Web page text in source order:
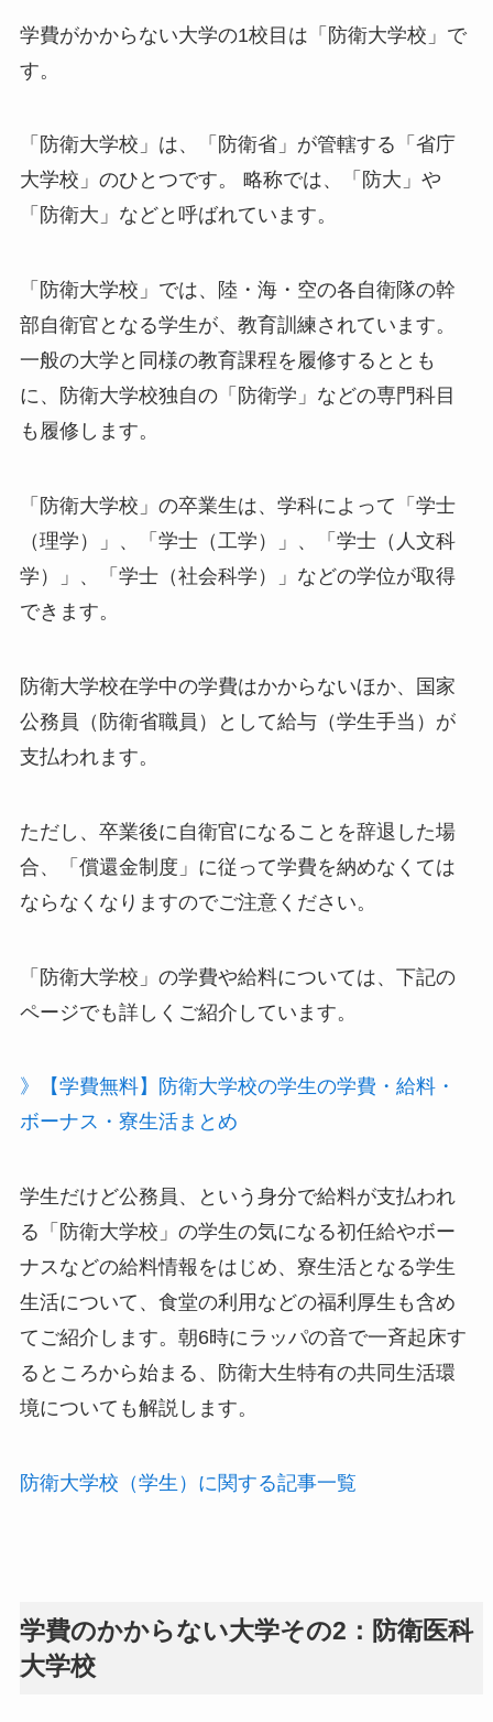
学費がかからない大学の1校目は「防衛大学校」で
す。
「防衛大学校」は、「防衛省」が管轄する「省庁
大学校」のひとつです。 略称では、「防大」や
「防衛大」などと呼ばれています。
「防衛大学校」では、陸・海・空の各自衛隊の幹
部自衛官となる学生が、教育訓練されています。
一般の大学と同様の教育課程を履修するととも
に、防衛大学校独自の「防衛学」などの専門科目
も履修します。
「防衛大学校」の卒業生は、学科によって「学士
（理学）」、「学士（工学）」、「学士（人文科
学）」、「学士（社会科学）」などの学位が取得
できます。
防衛大学校在学中の学費はかからないほか、国家
公務員（防衛省職員）として給与（学生手当）が
支払われます。
ただし、卒業後に自衛官になることを辞退した場
合、「償還金制度」に従って学費を納めなくては
ならなくなりますのでご注意ください。
「防衛大学校」の学費や給料については、下記の
ページでも詳しくご紹介しています。
》【学費無料】防衛大学校の学生の学費・給料・
ボーナス・寮生活まとめ
学生だけど公務員、という身分で給料が支払われ
る「防衛大学校」の学生の気になる初任給やボー
ナスなどの給料情報をはじめ、寮生活となる学生
生活について、食堂の利用などの福利厚生も含め
てご紹介します。朝6時にラッパの音で一斉起床す
るところから始まる、防衛大生特有の共同生活環
境についても解説します。
防衛大学校（学生）に関する記事一覧
学費のかからない大学その2：防衛医科
大学校